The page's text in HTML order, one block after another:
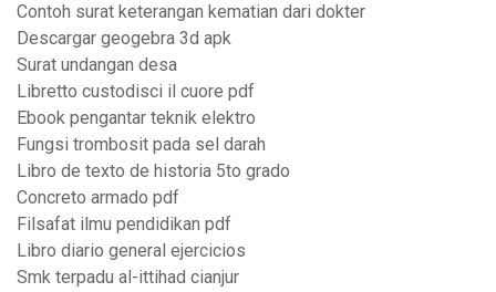
Contoh surat keterangan kematian dari dokter
Descargar geogebra 3d apk
Surat undangan desa
Libretto custodisci il cuore pdf
Ebook pengantar teknik elektro
Fungsi trombosit pada sel darah
Libro de texto de historia 5to grado
Concreto armado pdf
Filsafat ilmu pendidikan pdf
Libro diario general ejercicios
Smk terpadu al-ittihad cianjur